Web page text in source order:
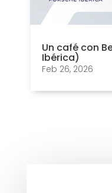
Un café con
Ibérica)
Feb 26, 2026